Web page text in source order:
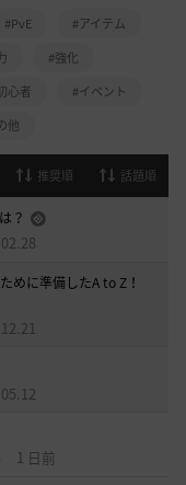
#PvE
#アイテム
#強化
心者
#イベント
他
推奨順 話題順
？
めに準備したA to Z！
1 日前